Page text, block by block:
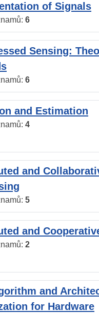
of Signals
6
Sensing:
6
and Estimation
4
and
5
and
2
and
for Hardware